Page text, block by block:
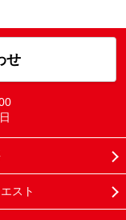
せ
スト